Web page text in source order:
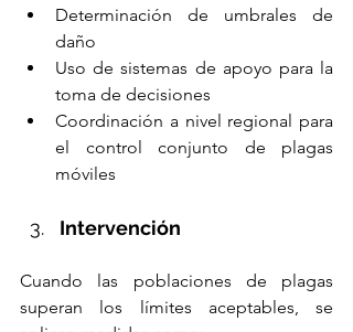
Determinación de umbrales de
daño
Uso de sistemas de apoyo para la
toma de decisiones
Coordinación a nivel regional para
el control conjunto de plagas
móviles
Intervención
Cuando las poblaciones de plagas
superan los límites aceptables, se